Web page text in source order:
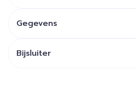
Gegevens
Bijsluiter